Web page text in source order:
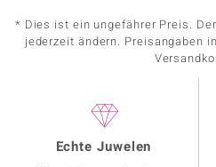
* Dies ist ein ungefährer Preis.
jederzeit ändern. Preisangaben
Echte Juwelen